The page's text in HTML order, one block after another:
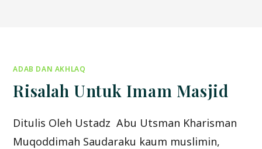
ADAB DAN AKHLAQ
Risalah Untuk Imam Masjid
Ditulis Oleh Ustadz Abu Utsman Kharisman
Muqoddimah Saudaraku kaum muslimin,